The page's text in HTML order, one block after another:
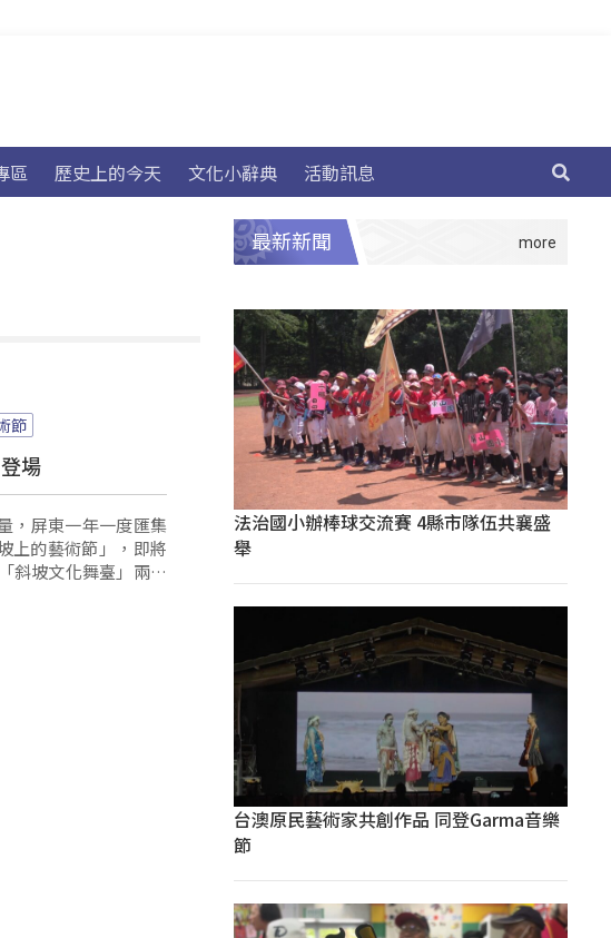
區 歷史上的今天 文化小辭典 活動訊息
節
場
，屏東一年一度匯集
上的藝術節」，即將
斜坡文化舞臺」兩大
最新新聞
法治國小辦棒球交流賽 4縣市隊伍共襄盛
舉
台澳原民藝術家共創作品 同登Garma音樂
節